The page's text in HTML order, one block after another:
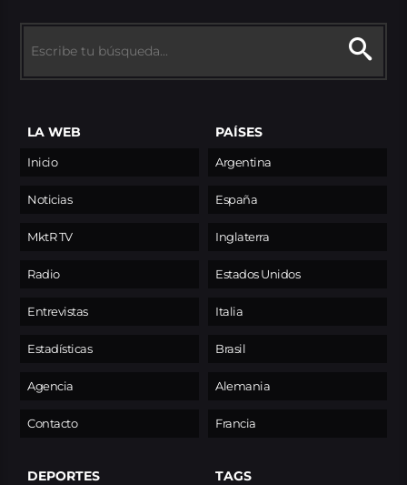
LA WEB
Inicio
Noticias
MktR TV
Radio
Entrevistas
Estadísticas
Agencia
Contacto
PAÍSES
Argentina
España
Inglaterra
Estados Unidos
Italia
Brasil
Alemania
Francia
DEPORTES TAGS